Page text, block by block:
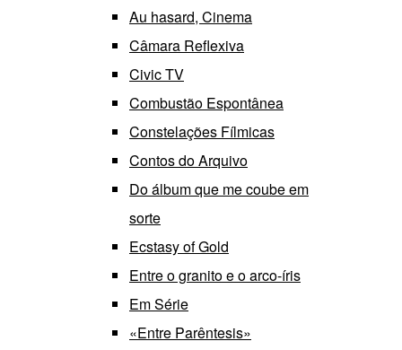
Au hasard, Cinema
Câmara Reflexiva
Civic TV
Combustão Espontânea
Constelações Fílmicas
Contos do Arquivo
Do álbum que me coube em
sorte
Ecstasy of Gold
Entre o granito e o arco-íris
Em Série
«Entre Parêntesis»